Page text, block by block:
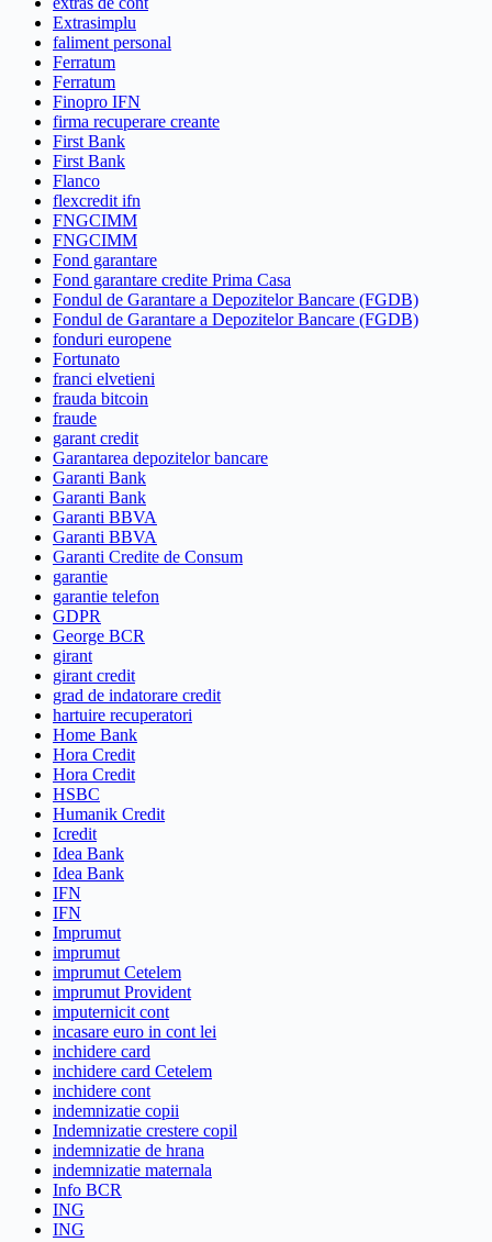
Extrasimplu
faliment personal
Ferratum
Ferratum
Finopro IFN
firma recuperare creante
First Bank
First Bank
Flanco
flexcredit ifn
FNGCIMM
FNGCIMM
Fond garantare
Fond garantare credite Prima Casa
Fondul de Garantare a Depozitelor Bancare (FGDB)
Fondul de Garantare a Depozitelor Bancare (FGDB)
fonduri europene
Fortunato
franci elvetieni
frauda bitcoin
fraude
garant credit
Garantarea depozitelor bancare
Garanti Bank
Garanti Bank
Garanti BBVA
Garanti BBVA
Garanti Credite de Consum
garantie
garantie telefon
GDPR
George BCR
girant
girant credit
grad de indatorare credit
hartuire recuperatori
Home Bank
Hora Credit
Hora Credit
HSBC
Humanik Credit
Icredit
Idea Bank
Idea Bank
IFN
IFN
Imprumut
imprumut
imprumut Cetelem
imprumut Provident
imputernicit cont
incasare euro in cont lei
inchidere card
inchidere card Cetelem
inchidere cont
indemnizatie copii
Indemnizatie crestere copil
indemnizatie de hrana
indemnizatie maternala
Info BCR
ING
ING